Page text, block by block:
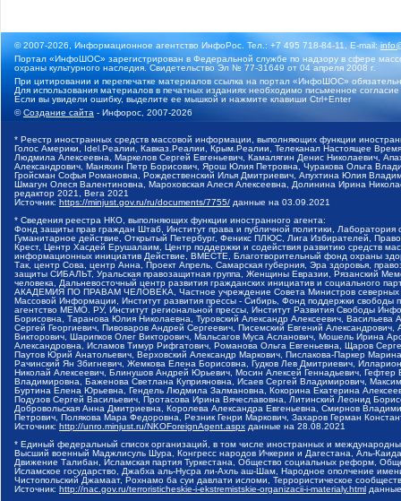
© 2007-2026, Информационное агентство ИнфоРос. Тел.: +7 495 718-84-11, E-mail:
Портал «ИнфоШОС» зарегистрирован в Федеральной службе по надзору в сфере
охраны культурного наследия. Свидетельство Эл № 77-31649 от 04 апреля 2008 г.
При цитировании и перепечатке материалов ссылка на портал «ИнфоШОС»
Для использования материалов в печатных изданиях необходимо письменное
Если вы увидели ошибку, выделите ее мышкой и нажмите клавиши Ctrl+Enter
©Создание сайта - Инфорос, 2007-2026
* Реестр иностранных средств массовой информации, выполняющих функции
Голос Америки, Idel.Реалии, Кавказ.Реалии, Крым.Реалии, Телеканал Настоящее
Людмила Алексеевна, Маркелов Сергей Евгеньевич, Камалягин Денис Николаевич,
Александрович, Маняхин Петр Борисович, Ярош Юлия Петровна, Чуракова Ольга
Гройсман Софья Романовна, Рождественский Илья Дмитриевич, Апухтина Юлия
Шмагун Олеся Валентиновна, Мароховская Алеся Алексеевна, Долинина Ирина
редактор 2021, Вега 2021
Источник: https://minjust.gov.ru/ru/documents/7755/ данные на 03.09.2021
* Сведения реестра НКО, выполняющих функции иностранного агента:
Фонд защиты прав граждан Штаб, Институт права и публичной политики,
Гуманитарное действие, Открытый Петербург, Феникс ПЛЮС, Лига Избирателей,
Крест, Центр Хасдей Ерушалаим, Центр поддержки и содействия развитию средств
информационных инициатив Действие, ВМЕСТЕ, Благотворительный фонд охраны
Так, центр Сова, центр Анна, Проект Апрель, Самарская губерния, Эра здоровья,
защиты СИБАЛЬТ, Уральская правозащитная группа, Женщины Евразии, Рязанский
человека, Дальневосточный центр развития гражданских инициатив и социального
АКАДЕМИЯ ПО ПРАВАМ ЧЕЛОВЕКА, Частное учреждение Совета Министров северных
Массовой Информации, Институт развития прессы - Сибирь, Фонд поддержки
агентство МЕМО. РУ, Институт региональной прессы, Институт Развития Свободы
Борисовна, Таранова Юлия Николаевна, Туровский Александр Алексеевич,
Сергей Георгиевич, Пивоваров Андрей Сергеевич, Писемский Евгений
Викторович, Шарипков Олег Викторович, Мальсагов Муса Асланович, Мошель Ирина
Александровна, Исламов Тимур Рифгатович, Романова Ольга Евгеньевна, Щаров
Паутов Юрий Анатольевич, Верховский Александр Маркович, Пислакова-Паркер
Рачинский Ян Збигневич, Жемкова Елена Борисовна, Гудков Лев Дмитриевич,
Николай Алексеевич, Блинушов Андрей Юрьевич, Мосин Алексей Геннадьевич,
Владимировна, Баженова Светлана Куприяновна, Исаев Сергей Владимирович,
Буртина Елена Юрьевна, Гендель Людмила Залмановна, Кокорина Екатерина
Подузов Сергей Васильевич, Протасова Ирина Вячеславовна, Литинский Леонид
Добровольская Анна Дмитриевна, Королева Александра Евгеньевна, Смирнов
Петрович, Полякова Мара Федоровна, Резник Генри Маркович, Захаров Герман
Источник: http://unro.minjust.ru/NKOForeignAgent.aspx данные на 28.08.2021
* Единый федеральный список организаций, в том числе иностранных и
Высший военный Маджлисуль Шура, Конгресс народов Ичкерии и Дагестана, Аль-
Движение Талибан, Исламская партия Туркестана, Общество социальных реформ,
Исламское государство, Джабха аль-Нусра ли-Ахль аш-Шам, Народное ополчение
Чистопольский Джамаат, Рохнамо ба суи давлати исломи, Террористическое
Источник: http://nac.gov.ru/terroristicheskie-i-ekstremistskie-organizacii-i-materialy.html